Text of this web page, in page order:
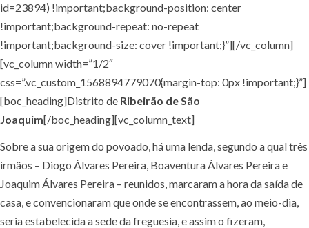
id=23894) !important;background-position: center
!important;background-repeat: no-repeat
!important;background-size: cover !important;}”][/vc_column]
[vc_column width=”1/2″
css=”.vc_custom_1568894779070{margin-top: 0px !important;}”]
[boc_heading]Distrito de Ribeirão de São
Joaquim[/boc_heading][vc_column_text]
Sobre a sua origem do povoado, há uma lenda, segundo a qual três
irmãos – Diogo Álvares Pereira, Boaventura Álvares Pereira e
Joaquim Álvares Pereira – reunidos, marcaram a hora da saída de
casa, e convencionaram que onde se encontrassem, ao meio-dia,
seria estabelecida a sede da freguesia, e assim o fizeram,